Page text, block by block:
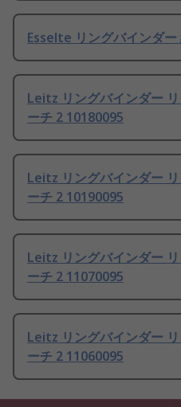
Esselte リングバインダ
Leitz リングバインダー
ーチ 2 10180095
Leitz リングバインダー
ーチ 2 10190095
Leitz リングバインダー
ーチ 2 11070095
Leitz リングバインダー
ーチ 2 11060095